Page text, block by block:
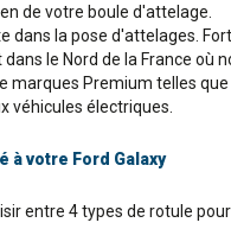
de votre boule d'attelage.
dans la pose d'attelages.
le Nord de la France où
marques Premium telles
véhicules électriques.
à votre Ford Galaxy
entre 4 types de rotule